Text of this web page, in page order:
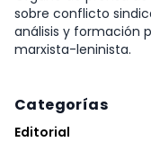
sobre conflicto
análisis y formación
marxista-leninista.
Categorías
Editorial